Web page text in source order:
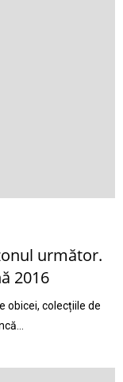
următor.
2016
obicei, colecțiile de